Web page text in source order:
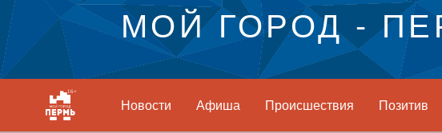
МОЙ ГОРОД -
Новости Афиша Происшествия Позитив